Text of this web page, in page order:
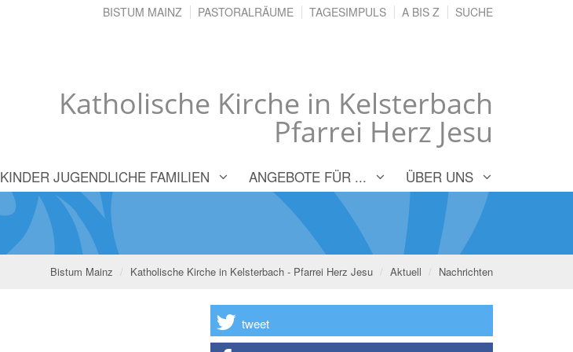
Katholische Kirche in Kelsterbach
Pfarrei Herz Jesu
BISTUM MAINZ PASTORALRÄUME TAGESIMPULS A BIS Z SUCHE
KINDER JUGENDLICHE FAMILIEN ANGEBOTE FÜR ... ÜBER UNS
Bistum Mainz Katholische Kirche in Kelsterbach - Pfarrei Herz Jesu Aktuell Nachrichten
tweet